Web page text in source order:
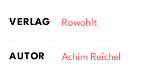
VERLAG Rowohlt
AUTOR Achim Reichel